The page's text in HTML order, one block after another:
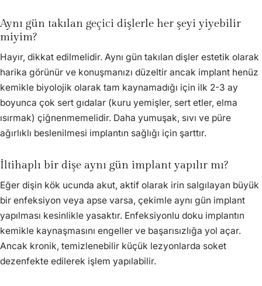
Aynı gün takılan geçici dişlerle her şeyi yiyebilir
miyim?
Hayır, dikkat edilmelidir. Aynı gün takılan dişler estetik olarak
harika görünür ve konuşmanızı düzeltir ancak implant henüz
kemikle biyolojik olarak tam kaynamadığı için ilk 2-3 ay
boyunca çok sert gıdalar (kuru yemişler, sert etler, elma
ısırmak) çiğnenmemelidir. Daha yumuşak, sıvı ve püre
ağırlıklı beslenilmesi implantın sağlığı için şarttır.
İltihaplı bir dişe aynı gün implant yapılır mı?
Eğer dişin kök ucunda akut, aktif olarak irin salgılayan büyük
bir enfeksiyon veya apse varsa, çekimle aynı gün implant
yapılması kesinlikle yasaktır. Enfeksiyonlu doku implantın
kemikle kaynaşmasını engeller ve başarısızlığa yol açar.
Ancak kronik, temizlenebilir küçük lezyonlarda soket
dezenfekte edilerek işlem yapılabilir.